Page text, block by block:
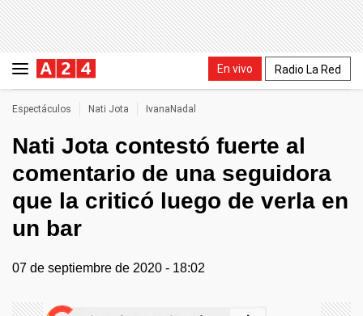
En vivo Radio La Red
Espectáculos Nati Jota IvanaNadal
Nati Jota contestó fuerte al
comentario de una seguidora
que la criticó luego de verla en
un bar
07 de septiembre de 2020 - 18:02